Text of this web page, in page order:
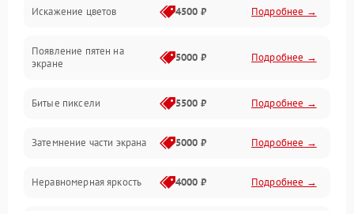
Звук и аудиосистема
Сигнал и приём каналов
Механические повреждения
Программное обеспечение
Искажение цветов 4500 ₽ Подробнее →
Появление пятен на
экране
5000 ₽ Подробнее →
Битые пиксели 5500 ₽ Подробнее →
Затемнение части экрана 5000 ₽ Подробнее →
Неравномерная яркость 4000 ₽ Подробнее →